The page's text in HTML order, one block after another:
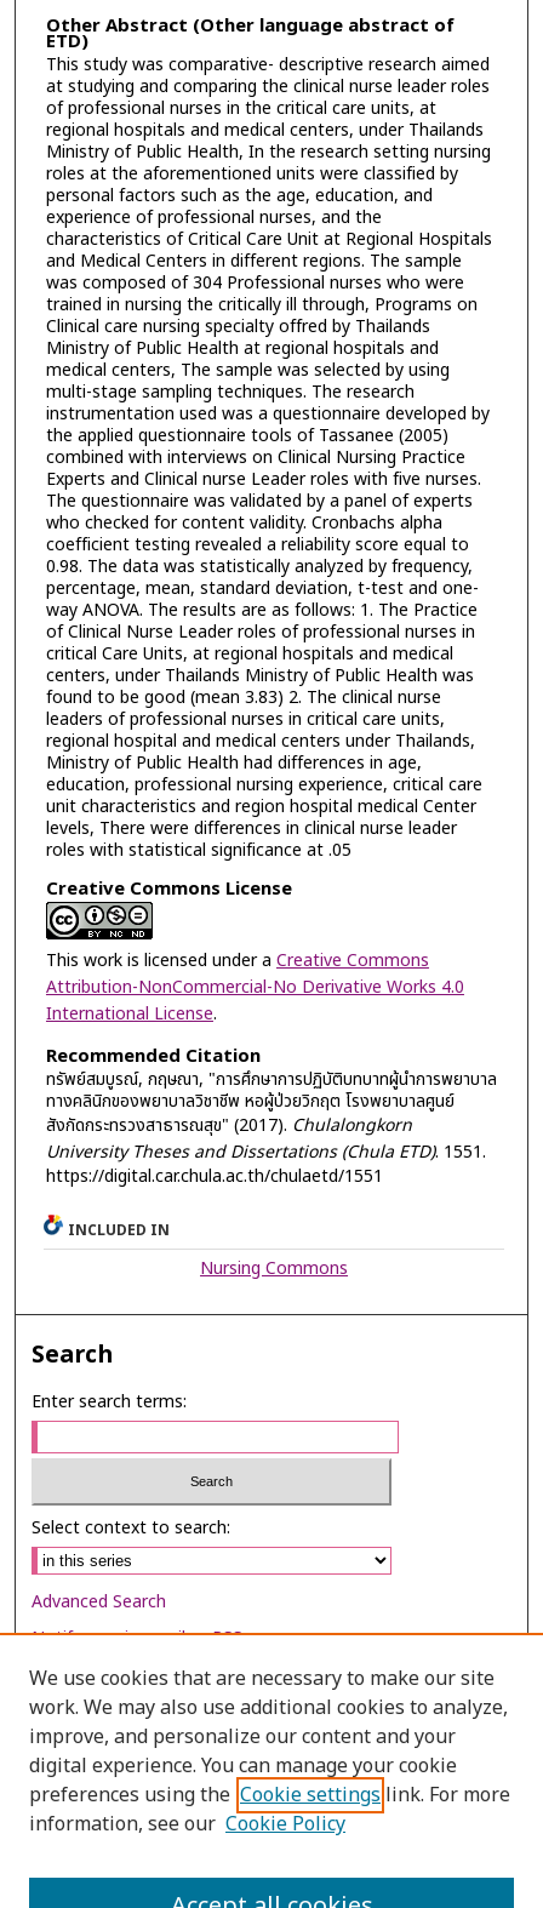
Other Abstract (Other language abstract of
ETD)
This study was comparative- descriptive research aimed
at studying and comparing the clinical nurse leader roles
of professional nurses in the critical care units, at
regional hospitals and medical centers, under Thailands
Ministry of Public Health, In the research setting nursing
roles at the aforementioned units were classified by
personal factors such as the age, education, and
experience of professional nurses, and the
characteristics of Critical Care Unit at Regional Hospitals
and Medical Centers in different regions. The sample
was composed of 304 Professional nurses who were
trained in nursing the critically ill through, Programs on
Clinical care nursing specialty offred by Thailands
Ministry of Public Health at regional hospitals and
medical centers, The sample was selected by using
multi-stage sampling techniques. The research
instrumentation used was a questionnaire developed by
the applied questionnaire tools of Tassanee (2005)
combined with interviews on Clinical Nursing Practice
Experts and Clinical nurse Leader roles with five nurses.
The questionnaire was validated by a panel of experts
who checked for content validity. Cronbachs alpha
coefficient testing revealed a reliability score equal to
0.98. The data was statistically analyzed by frequency,
percentage, mean, standard deviation, t-test and one-
way ANOVA. The results are as follows: 1. The Practice
of Clinical Nurse Leader roles of professional nurses in
critical Care Units, at regional hospitals and medical
centers, under Thailands Ministry of Public Health was
found to be good (mean 3.83) 2. The clinical nurse
leaders of professional nurses in critical care units,
regional hospital and medical centers under Thailands,
Ministry of Public Health had differences in age,
education, professional nursing experience, critical care
unit characteristics and region hospital medical Center
levels, There were differences in clinical nurse leader
roles with statistical significance at .05
Creative Commons License
This work is licensed under a Creative Commons
Attribution-NonCommercial-No Derivative Works 4.0
International License.
Recommended Citation
ทรัพย์สมบูรณ์, กฤษณา, "การศึกษาการปฏิบัติบทบาทผู้นำการพยาบาล
ทางคลินิกของพยาบาลวิชาชีพ หอผู้ป่วยวิกฤต โรงพยาบาลศูนย์
สังกัดกระทรวงสาธารณสุข" (2017). Chulalongkorn
University Theses and Dissertations (Chula ETD). 1551.
https://digital.car.chula.ac.th/chulaetd/1551
INCLUDED IN
Nursing Commons
Search
Enter search terms:
Select context to search:
Advanced Search
Notify me via email orRSS
Browse
Collections
Disciplines
Authors
We use cookies that are necessary to make our site
work. We may also use additional cookies to analyze,
improve, and personalize our content and your
digital experience. You can manage your cookie
preferences using the Cookie settings link. For more
information, see our Cookie Policy